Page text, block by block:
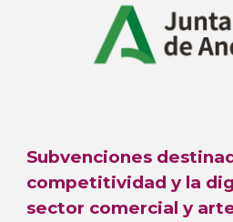
Subvenciones
competitividad y la
sector comercial y